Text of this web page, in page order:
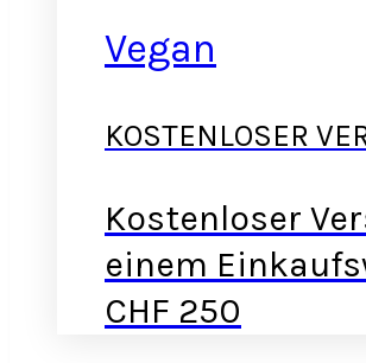
Vegan
KOSTENLOSER
Kostenloser
einem
CHF 250